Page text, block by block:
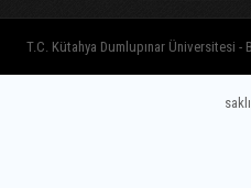
T.C. Kütahya Dumlupınar Üniversitesi -